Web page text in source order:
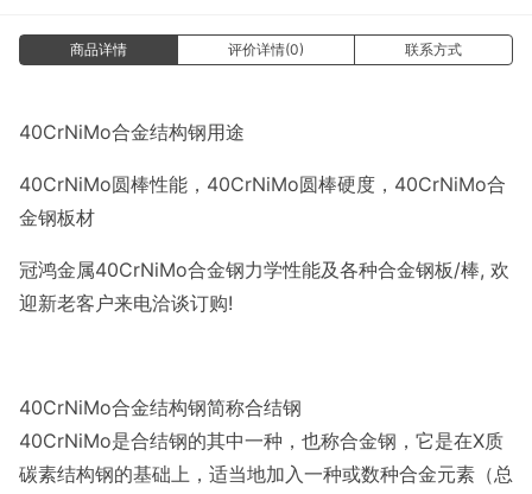
商品详情 评价详情(0) 联系方式
40CrNiMo合金结构钢用途
40CrNiMo圆棒性能，40CrNiMo圆棒硬度，40CrNiMo合
金钢板材
冠鸿金属40CrNiMo合金钢力学性能及各种合金钢板/棒, 欢
迎新老客户来电洽谈订购!
40CrNiMo合金结构钢简称合结钢
40CrNiMo是合结钢的其中一种，也称合金钢，它是在X质
碳素结构钢的基础上，适当地加入一种或数种合金元素（总